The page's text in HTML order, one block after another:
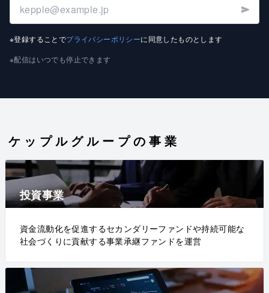
※登録することでプライバシーポリシーに同意したものとします
※配信はいつでも停止できます
ケップルグループの事業
投資事業
資金流動化を促進するセカンダリーファンドや持続可能な
社会づくりに貢献する事業承継ファンドを運営